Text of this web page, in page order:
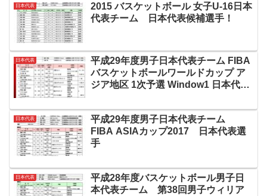
日本代表
2015 バスケットボール 女子U-16日本
代表チーム 日本代表候補選手！
日本代表
平成29年度男子日本代表チーム FIBA
バスケットボールワールドカップ ア
ジア地区 1次予選 Window1 日本代表
日本代表
平成29年度男子日本代表チーム
FIBA ASIAカップ2017 日本代表選
手
日本代表
平成28年度バスケットボール男子日
本代表チーム 第38回男子ウィリア